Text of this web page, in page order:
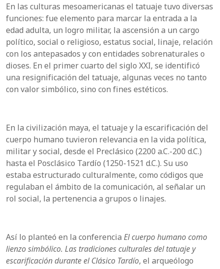
En las culturas mesoamericanas el tatuaje tuvo diversas
funciones: fue elemento para marcar la entrada a la
edad adulta, un logro militar, la ascensión a un cargo
político, social o religioso, estatus social, linaje, relación
con los antepasados y con entidades sobrenaturales o
dioses. En el primer cuarto del siglo XXI, se identificó
una resignificación del tatuaje, algunas veces no tanto
con valor simbólico, sino con fines estéticos.
En la civilización maya, el tatuaje y la escarificación del
cuerpo humano tuvieron relevancia en la vida política,
militar y social, desde el Preclásico (2200 a.C.-200 d.C.)
hasta el Posclásico Tardío (1250-1521 d.C.). Su uso
estaba estructurado culturalmente, como códigos que
regulaban el ámbito de la comunicación, al señalar un
rol social, la pertenencia a grupos o linajes.
Así lo planteó en la conferencia El cuerpo humano como
lienzo simbólico. Las tradiciones culturales del tatuaje y
escarificación durante el Clásico Tardío, el arqueólogo